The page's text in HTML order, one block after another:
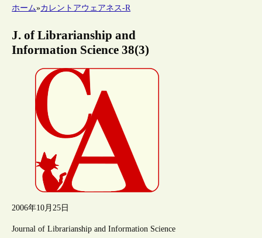
ホーム»カレントアウェアネス-R
J. of Librarianship and
Information Science 38(3)
2006年10月25日
Journal of Librarianship and Information Science